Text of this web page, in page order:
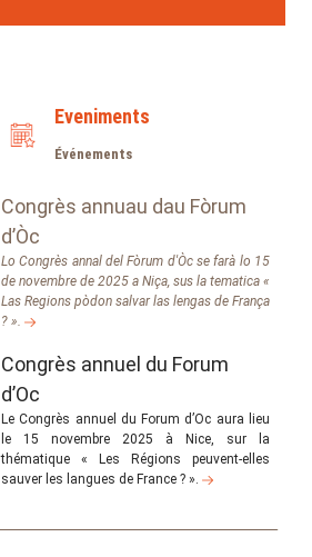
Eveniments
Événements
Congrès annuau dau Fòrum
d’Òc
Lo Congrès annal del Fòrum d'Òc se farà lo 15
de novembre de 2025 a Niça, sus la tematica «
Las Regions pòdon salvar las lengas de França
? ».
Congrès annuel du Forum
d’Oc
Le Congrès annuel du Forum d’Oc aura lieu
le 15 novembre 2025 à Nice, sur la
thématique « Les Régions peuvent-elles
sauver les langues de France ? ».